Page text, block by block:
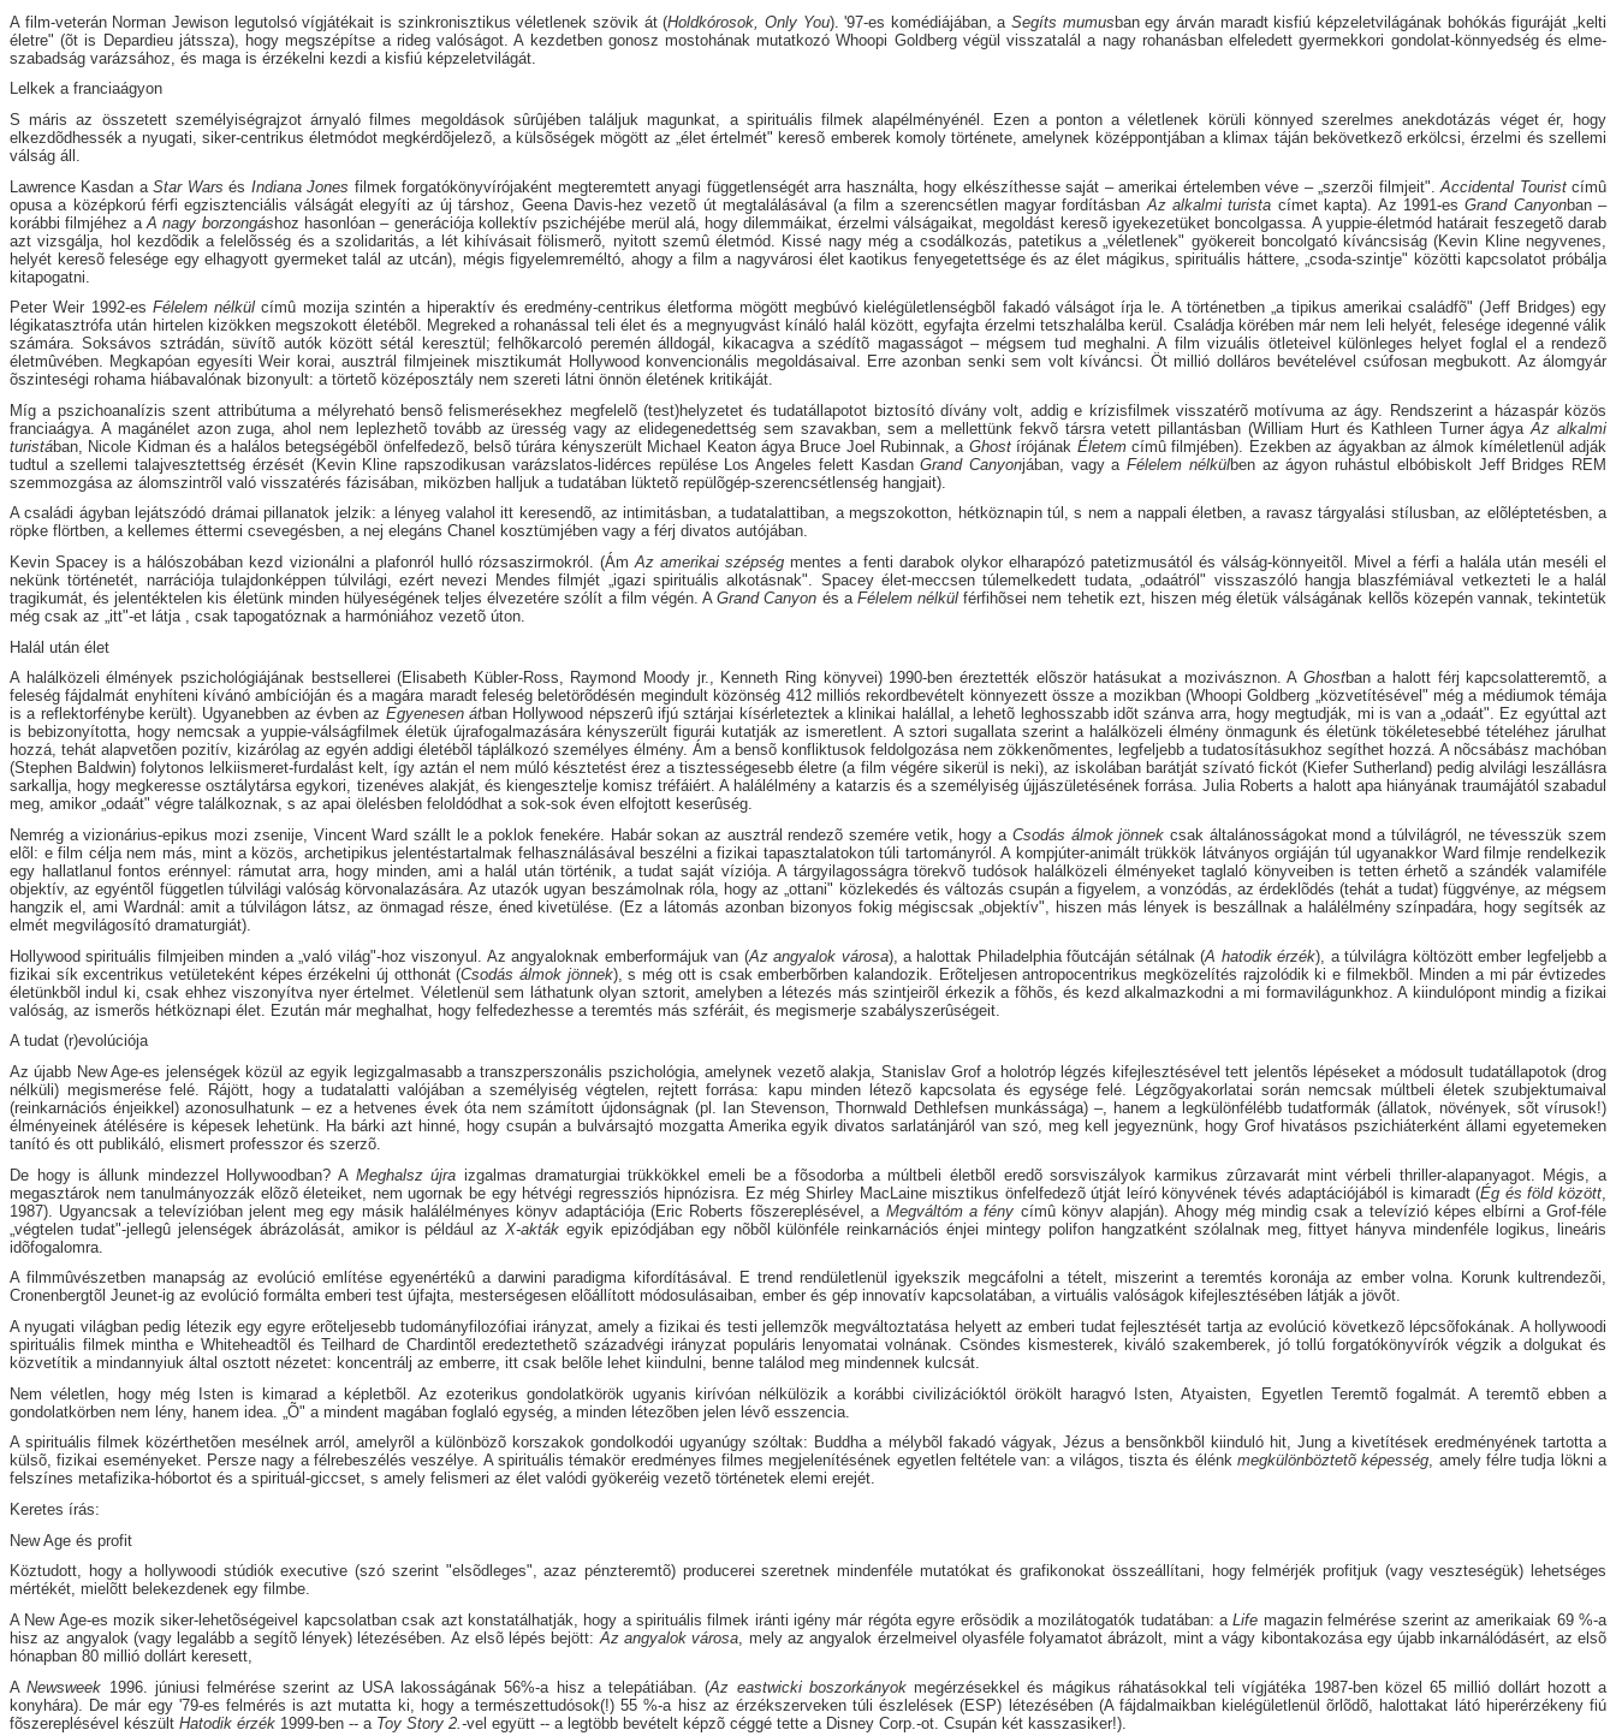
A film-veterán Norman Jewison legutolsó vígjátékait is szinkronisztikus véletlenek szövik át (Holdkórosok, Only You). '97-es komédiájában, aSegíts mumusban egy árván maradt kisfiú képzeletvilágának bohókás figuráját „kelti
életre" (õt is Depardieu játssza), hogy megszépítse a rideg valóságot. A kezdetben gonosz mostohának mutatkozó Whoopi Goldberg végül visszatalál a nagy rohanásban elfeledett gyermekkori gondolat-könnyedség és elme-
szabadság varázsához, és maga is érzékelni kezdi a kisfiú képzeletvilágát.
Lelkek a franciaágyon
S máris az összetett személyiségrajzot árnyaló filmes megoldások sûrûjében találjuk magunkat, a spirituális filmek alapélményénél. Ezen a ponton a véletlenek körüli könnyed szerelmes anekdotázás véget ér, hogy
elkezdõdhessék a nyugati, siker-centrikus életmódot megkérdõjelezõ, a külsõségek mögött az „élet értelmét" keresõ emberek komoly története, amelynek középpontjában a klimax táján bekövetkezõ erkölcsi, érzelmi és szellemi
válság áll.
Lawrence Kasdan aStar Wars és Indiana Jones filmek forgatókönyvírójaként megteremtett anyagi függetlenségét arra használta, hogy elkészíthesse saját – amerikai értelemben véve – „szerzõi filmjeit". Accidental Touristcímû
opusa a középkorú férfi egzisztenciális válságát elegyíti az új társhoz, Geena Davis-hez vezetõ út megtalálásával (a film a szerencsétlen magyar fordításban Az alkalmi turista címet kapta). Az 1991-esGrand Canyonban –
korábbi filmjéhez a A nagy borzongáshoz hasonlóan – generációja kollektív pszichéjébe merül alá, hogy dilemmáikat, érzelmi válságaikat, megoldást keresõ igyekezetüket boncolgassa. A yuppie-életmód határait feszegetõ darab
azt vizsgálja, hol kezdõdik a felelõsség és a szolidaritás, a lét kihívásait fölismerõ, nyitott szemû életmód. Kissé nagy még a csodálkozás, patetikus a „véletlenek" gyökereit boncolgató kíváncsiság (Kevin Kline negyvenes,
helyét keresõ felesége egy elhagyott gyermeket talál az utcán), mégis figyelemreméltó, ahogy a film a nagyvárosi élet kaotikus fenyegetettsége és az élet mágikus, spirituális háttere, „csoda-szintje" közötti kapcsolatot próbálja
kitapogatni.
Peter Weir 1992-es Félelem nélkül címû mozija szintén a hiperaktív és eredmény-centrikus életforma mögött megbúvó kielégületlenségbõl fakadó válságot írja le. A történetben „a tipikus amerikai családfõ" (Jeff Bridges) egy
légikatasztrófa után hirtelen kizökken megszokott életébõl. Megreked a rohanással teli élet és a megnyugvást kínáló halál között, egyfajta érzelmi tetszhalálba kerül. Családja körében már nem leli helyét, felesége idegenné válik
számára. Soksávos sztrádán, süvítõ autók között sétál keresztül; felhõkarcoló peremén álldogál, kikacagva a szédítõ magasságot – mégsem tud meghalni. A film vizuális ötleteivel különleges helyet foglal el a rendezõ
életmûvében. Megkapóan egyesíti Weir korai, ausztrál filmjeinek misztikumát Hollywood konvencionális megoldásaival. Erre azonban senki sem volt kíváncsi. Öt millió dolláros bevételével csúfosan megbukott. Az álomgyár
õszinteségi rohama hiábavalónak bizonyult: a törtetõ középosztály nem szereti látni önnön életének kritikáját.
Míg a pszichoanalízis szent attribútuma a mélyreható bensõ felismerésekhez megfelelõ (test)helyzetet és tudatállapotot biztosító dívány volt, addig e krízisfilmek visszatérõ motívuma az ágy. Rendszerint a házaspár közös
franciaágya. A magánélet azon zuga, ahol nem leplezhetõ tovább az üresség vagy az elidegenedettség sem szavakban, sem a mellettünk fekvõ társra vetett pillantásban (William Hurt és Kathleen Turner ágyaAz alkalmi
turistában, Nicole Kidman és a halálos betegségébõl önfelfedezõ, belsõ túrára kényszerült Michael Keaton ágya Bruce Joel Rubinnak, a Ghost írójának Életemcímû filmjében). Ezekben az ágyakban az álmok kíméletlenül adják
tudtul a szellemi talajvesztettség érzését (Kevin Kline rapszodikusan varázslatos-lidérces repülése Los Angeles felett KasdanGrand Canyonjában, vagy aFélelem nélkülben az ágyon ruhástul elbóbiskolt Jeff Bridges REM
szemmozgása az álomszintrõl való visszatérés fázisában, miközben halljuk a tudatában lüktetõ repülõgép-szerencsétlenség hangjait).
A családi ágyban lejátszódó drámai pillanatok jelzik: a lényeg valahol itt keresendõ, az intimitásban, a tudatalattiban, a megszokotton, hétköznapin túl, s nem a nappali életben, a ravasz tárgyalási stílusban, az elõléptetésben, a
röpke flörtben, a kellemes éttermi csevegésben, a nej elegáns Chanel kosztümjében vagy a férj divatos autójában.
Kevin Spacey is a hálószobában kezd vizionálni a plafonról hulló rózsaszirmokról. (ÁmAz amerikai szépség mentes a fenti darabok olykor elharapózó patetizmusától és válság-könnyeitõl. Mivel a férfi a halála után meséli el
nekünk történetét, narrációja tulajdonképpen túlvilági, ezért nevezi Mendes filmjét „igazi spirituális alkotásnak". Spacey élet-meccsen túlemelkedett tudata, „odaátról" visszaszóló hangja blaszfémiával vetkezteti le a halál
tragikumát, és jelentéktelen kis életünk minden hülyeségének teljes élvezetére szólít a film végén. AGrand Canyon és a Félelem nélkül férfihõsei nem tehetik ezt, hiszen még életük válságának kellõs közepén vannak, tekintetük
még csak az „itt"-et látja , csak tapogatóznak a harmóniához vezetõ úton.
Halál után élet
A halálközeli élmények pszichológiájának bestsellerei (Elisabeth Kübler-Ross, Raymond Moody jr., Kenneth Ring könyvei) 1990-ben éreztették elõször hatásukat a mozivásznon. A Ghostban a halott férj kapcsolatteremtõ, a
feleség fájdalmát enyhíteni kívánó ambícióján és a magára maradt feleség beletörõdésén megindult közönség 412 milliós rekordbevételt könnyezett össze a mozikban (Whoopi Goldberg „közvetítésével" még a médiumok témája
is a reflektorfénybe került). Ugyanebben az évben az Egyenesen átban Hollywood népszerû ifjú sztárjai kísérleteztek a klinikai halállal, a lehetõ leghosszabb idõt szánva arra, hogy megtudják, mi is van a „odaát". Ez egyúttal azt
is bebizonyította, hogy nemcsak a yuppie-válságfilmek életük újrafogalmazására kényszerült figurái kutatják az ismeretlent. A sztori sugallata szerint a halálközeli élmény önmagunk és életünk tökéletesebbé tételéhez járulhat
hozzá, tehát alapvetõen pozitív, kizárólag az egyén addigi életébõl táplálkozó személyes élmény. Ám a bensõ konfliktusok feldolgozása nem zökkenõmentes, legfeljebb a tudatosításukhoz segíthet hozzá. A nõcsábász machóban
(Stephen Baldwin) folytonos lelkiismeret-furdalást kelt, így aztán el nem múló késztetést érez a tisztességesebb életre (a film végére sikerül is neki), az iskolában barátját szívató fickót (Kiefer Sutherland) pedig alvilági leszállásra
sarkallja, hogy megkeresse osztálytársa egykori, tizenéves alakját, és kiengesztelje komisz tréfáiért. A halálélmény a katarzis és a személyiség újjászületésének forrása. Julia Roberts a halott apa hiányának traumájától szabadul
meg, amikor „odaát" végre találkoznak, s az apai ölelésben feloldódhat a sok-sok éven elfojtott keserûség.
Nemrég a vizionárius-epikus mozi zsenije, Vincent Ward szállt le a poklok fenekére. Habár sokan az ausztrál rendezõ szemére vetik, hogy aCsodás álmok jönnek csak általánosságokat mond a túlvilágról, ne tévesszük szem
elõl: e film célja nem más, mint a közös, archetipikus jelentéstartalmak felhasználásával beszélni a fizikai tapasztalatokon túli tartományról. A kompjúter-animált trükkök látványos orgiáján túl ugyanakkor Ward filmje rendelkezik
egy hallatlanul fontos erénnyel: rámutat arra, hogy minden, ami a halál után történik, a tudat saját víziója. A tárgyilagosságra törekvõ tudósok halálközeli élményeket taglaló könyveiben is tetten érhetõ a szándék valamiféle
objektív, az egyéntõl független túlvilági valóság körvonalazására. Az utazók ugyan beszámolnak róla, hogy az „ottani" közlekedés és változás csupán a figyelem, a vonzódás, az érdeklõdés (tehát a tudat) függvénye, az mégsem
hangzik el, ami Wardnál: amit a túlvilágon látsz, az önmagad része, éned kivetülése. (Ez a látomás azonban bizonyos fokig mégiscsak „objektív", hiszen más lények is beszállnak a halálélmény színpadára, hogy segítsék az
elmét megvilágosító dramaturgiát).
Hollywood spirituális filmjeiben minden a „való világ"-hoz viszonyul. Az angyaloknak emberformájuk van (Az angyalok városa), a halottak Philadelphia fõutcáján sétálnak (A hatodik érzék), a túlvilágra költözött ember legfeljebb a
fizikai sík excentrikus vetületeként képes érzékelni új otthonát (Csodás álmok jönnek), s még ott is csak emberbõrben kalandozik. Erõteljesen antropocentrikus megközelítés rajzolódik ki e filmekbõl. Minden a mi pár évtizedes
életünkbõl indul ki, csak ehhez viszonyítva nyer értelmet. Véletlenül sem láthatunk olyan sztorit, amelyben a létezés más szintjeirõl érkezik a fõhõs, és kezd alkalmazkodni a mi formavilágunkhoz. A kiindulópont mindig a fizikai
valóság, az ismerõs hétköznapi élet. Ezután már meghalhat, hogy felfedezhesse a teremtés más szféráit, és megismerje szabályszerûségeit.
A tudat (r)evolúciója
Az újabb New Age-es jelenségek közül az egyik legizgalmasabb a transzperszonális pszichológia, amelynek vezetõ alakja, Stanislav Grof a holotróp légzés kifejlesztésével tett jelentõs lépéseket a módosult tudatállapotok (drog
nélküli) megismerése felé. Rájött, hogy a tudatalatti valójában a személyiség végtelen, rejtett forrása: kapu minden létezõ kapcsolata és egysége felé. Légzõgyakorlatai során nemcsak múltbeli életek szubjektumaival
(reinkarnációs énjeikkel) azonosulhatunk – ez a hetvenes évek óta nem számított újdonságnak (pl. Ian Stevenson, Thornwald Dethlefsen munkássága) –, hanem a legkülönfélébb tudatformák (állatok, növények, sõt vírusok!)
élményeinek átélésére is képesek lehetünk. Ha bárki azt hinné, hogy csupán a bulvársajtó mozgatta Amerika egyik divatos sarlatánjáról van szó, meg kell jegyeznünk, hogy Grof hivatásos pszichiáterként állami egyetemeken
tanító és ott publikáló, elismert professzor és szerzõ.
De hogy is állunk mindezzel Hollywoodban? A Meghalsz újra izgalmas dramaturgiai trükkökkel emeli be a fõsodorba a múltbeli életbõl eredõ sorsviszályok karmikus zûrzavarát mint vérbeli thriller-alapanyagot. Mégis, a
megasztárok nem tanulmányozzák elõzõ életeiket, nem ugornak be egy hétvégi regressziós hipnózisra. Ez még Shirley MacLaine misztikus önfelfedezõ útját leíró könyvének tévés adaptációjából is kimaradt (Ég és föld között
1987). Ugyancsak a televízióban jelent meg egy másik halálélményes könyv adaptációja (Eric Roberts fõszereplésével, a Megváltóm a fény címû könyv alapján). Ahogy még mindig csak a televízió képes elbírni a Grof-féle
„végtelen tudat"-jellegû jelenségek ábrázolását, amikor is például azX-akták egyik epizódjában egy nõbõl különféle reinkarnációs énjei mintegy polifon hangzatként szólalnak meg, fittyet hányva mindenféle logikus, lineáris
idõfogalomra.
A filmmûvészetben manapság az evolúció említése egyenértékû a darwini paradigma kifordításával. E trend rendületlenül igyekszik megcáfolni a tételt, miszerint a teremtés koronája az ember volna. Korunk kultrendezõi,
Cronenbergtõl Jeunet-ig az evolúció formálta emberi test újfajta, mesterségesen elõállított módosulásaiban, ember és gép innovatív kapcsolatában, a virtuális valóságok kifejlesztésében látják a jövõt.
A nyugati világban pedig létezik egy egyre erõteljesebb tudományfilozófiai irányzat, amely a fizikai és testi jellemzõk megváltoztatása helyett az emberi tudat fejlesztését tartja az evolúció következõ lépcsõfokának. A hollywoodi
spirituális filmek mintha e Whiteheadtõl és Teilhard de Chardintõl eredeztethetõ századvégi irányzat populáris lenyomatai volnának. Csöndes kismesterek, kiváló szakemberek, jó tollú forgatókönyvírók végzik a dolgukat és
közvetítik a mindannyiuk által osztott nézetet: koncentrálj az emberre, itt csak belõle lehet kiindulni, benne találod meg mindennek kulcsát.
Nem véletlen, hogy még Isten is kimarad a képletbõl. Az ezoterikus gondolatkörök ugyanis kirívóan nélkülözik a korábbi civilizációktól örökölt haragvó Isten, Atyaisten, Egyetlen Teremtõ fogalmát. A teremtõ ebben a
gondolatkörben nem lény, hanem idea. „Õ" a mindent magában foglaló egység, a minden létezõben jelen lévõ esszencia.
A spirituális filmek közérthetõen mesélnek arról, amelyrõl a különbözõ korszakok gondolkodói ugyanúgy szóltak: Buddha a mélybõl fakadó vágyak, Jézus a bensõnkbõl kiinduló hit, Jung a kivetítések eredményének tartotta a
külsõ, fizikai eseményeket. Persze nagy a félrebeszélés veszélye. A spirituális témakör eredményes filmes megjelenítésének egyetlen feltétele van: a világos, tiszta és élénkmegkülönböztetõ képesség, amely félre tudja lökni a
felszínes metafizika-hóbortot és a spirituál-giccset, s amely felismeri az élet valódi gyökeréig vezetõ történetek elemi erejét.
Keretes írás:
New Age és profit
Köztudott, hogy a hollywoodi stúdiók executive (szó szerint "elsõdleges", azaz pénzteremtõ) producerei szeretnek mindenféle mutatókat és grafikonokat összeállítani, hogy felmérjék profitjuk (vagy veszteségük) lehetséges
mértékét, mielõtt belekezdenek egy filmbe.
A New Age-es mozik siker-lehetõségeivel kapcsolatban csak azt konstatálhatják, hogy a spirituális filmek iránti igény már régóta egyre erõsödik a mozilátogatók tudatában: aLife magazin felmérése szerint az amerikaiak 69 %-a
hisz az angyalok (vagy legalább a segítõ lények) létezésében. Az elsõ lépés bejött: Az angyalok városa , mely az angyalok érzelmeivel olyasféle folyamatot ábrázolt, mint a vágy kibontakozása egy újabb inkarnálódásért, az elsõ
hónapban 80 millió dollárt keresett,
ANewsweek 1996. júniusi felmérése szerint az USA lakosságának 56%-a hisz a telepátiában. (Az eastwicki boszorkányokmegérzésekkel és mágikus ráhatásokkal teli vígjátéka 1987-ben közel 65 millió dollárt hozott a
konyhára). De már egy '79-es felmérés is azt mutatta ki, hogy a természettudósok(!) 55 %-a hisz az érzékszerveken túli észlelések (ESP) létezésében (A fájdalmaikban kielégületlenül õrlõdõ, halottakat látó hiperérzékeny fiú
fõszereplésével készült Hatodik érzék 1999-ben -- a Toy Story 2.-vel együtt -- a legtöbb bevételt képzõ céggé tette a Disney Corp.-ot. Csupán két kasszasiker!).